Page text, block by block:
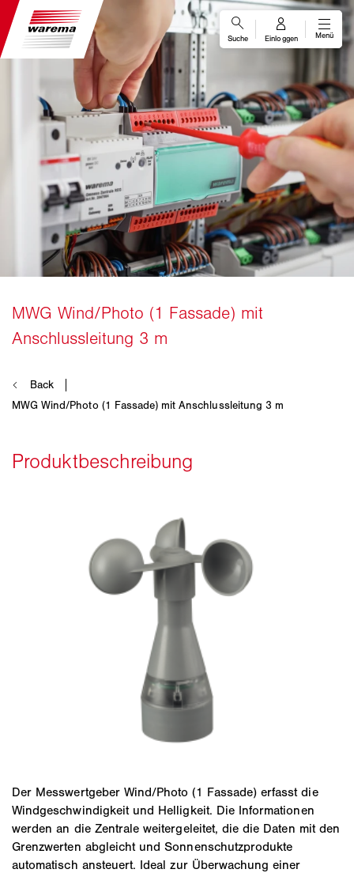
Der Messwertgeber Wind/Photo (1 Fassade) erfasst die
Windgeschwindigkeit und Helligkeit. Die Informationen
werden an die Zentrale weitergeleitet, die die Daten mit den
Grenzwerten abgleicht und Sonnenschutzprodukte
automatisch ansteuert. Ideal zur Überwachung einer